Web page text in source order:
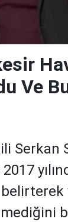
Ve
Serkan